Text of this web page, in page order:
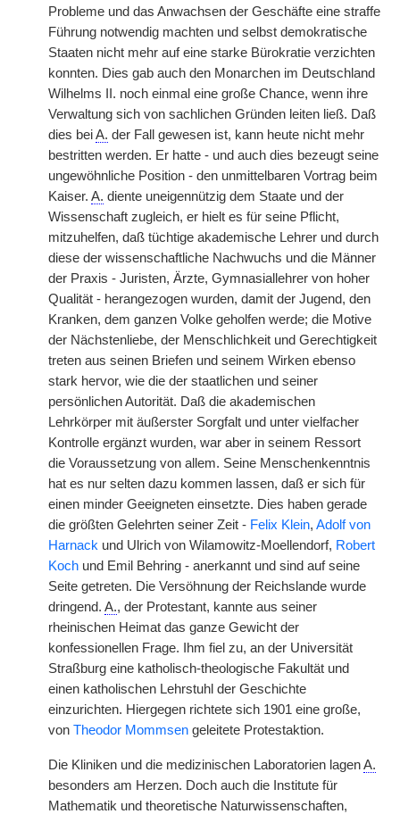
Probleme und das Anwachsen der Geschäfte eine straffe
Führung notwendig machten und selbst demokratische
Staaten nicht mehr auf eine starke Bürokratie verzichten
konnten. Dies gab auch den Monarchen im Deutschland
Wilhelms II. noch einmal eine große Chance, wenn ihre
Verwaltung sich von sachlichen Gründen leiten ließ. Daß
dies beiA. der Fall gewesen ist, kann heute nicht mehr
bestritten werden. Er hatte - und auch dies bezeugt seine
ungewöhnliche Position - den unmittelbaren Vortrag beim
Kaiser. A. diente uneigennützig dem Staate und der
Wissenschaft zugleich, er hielt es für seine Pflicht,
mitzuhelfen, daß tüchtige akademische Lehrer und durch
diese der wissenschaftliche Nachwuchs und die Männer
der Praxis - Juristen, Ärzte, Gymnasiallehrer von hoher
Qualität - herangezogen wurden, damit der Jugend, den
Kranken, dem ganzen Volke geholfen werde; die Motive
der Nächstenliebe, der Menschlichkeit und Gerechtigkeit
treten aus seinen Briefen und seinem Wirken ebenso
stark hervor, wie die der staatlichen und seiner
persönlichen Autorität. Daß die akademischen
Lehrkörper mit äußerster Sorgfalt und unter vielfacher
Kontrolle ergänzt wurden, war aber in seinem Ressort
die Voraussetzung von allem. Seine Menschenkenntnis
hat es nur selten dazu kommen lassen, daß er sich für
einen minder Geeigneten einsetzte. Dies haben gerade
die größten Gelehrten seiner Zeit - Felix Klein, Adolf von
Harnack und Ulrich von Wilamowitz-Moellendorf, Robert
Koch und Emil Behring - anerkannt und sind auf seine
Seite getreten. Die Versöhnung der Reichslande wurde
dringend. A., der Protestant, kannte aus seiner
rheinischen Heimat das ganze Gewicht der
konfessionellen Frage. Ihm fiel zu, an der Universität
Straßburg eine katholisch-theologische Fakultät und
einen katholischen Lehrstuhl der Geschichte
einzurichten. Hiergegen richtete sich 1901 eine große,
von Theodor Mommsen geleitete Protestaktion.
Die Kliniken und die medizinischen Laboratorien lagenA.
besonders am Herzen. Doch auch die Institute für
Mathematik und theoretische Naturwissenschaften,